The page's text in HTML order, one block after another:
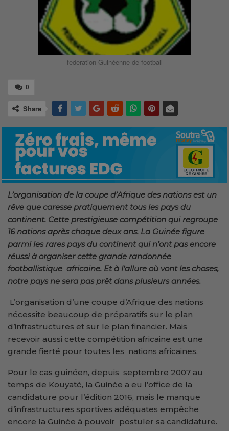
federation Guinéenne de football
0
Share
L’organisation de la coupe d’Afrique des nations est un
rêve que caresse pratiquement tous les pays du
continent. Cette prestigieuse compétition qui regroupe
16 nations après chaque deux ans. La Guinée figure
parmi les rares pays du continent qui n’ont pas encore
réussi à organiser cette grande randonnée
footballistique africaine. Et à l’allure où vont les choses,
notre pays ne sera pas prêt dans plusieurs années.
L’organisation d’une coupe d’Afrique des nations
nécessite beaucoup de préparatifs sur le plan
d’infrastructures et sur le plan financier. Mais
recevoir aussi cette compétition africaine est une
grande fierté pour toutes les nations africaines.
Pour le cas guinéen, depuis septembre 2007 au
temps de Kouyaté, la Guinée a eu l’office de la
candidature pour l’édition 2016, mais le manque
d’infrastructures sportives adéquates empêche
encore la Guinée à pouvoir postuler sa candidature.